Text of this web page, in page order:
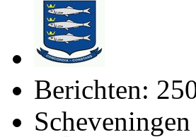
Berichten:
Scheveningen